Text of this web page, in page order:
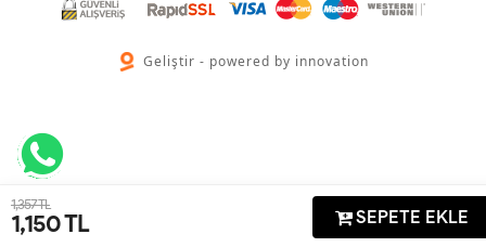
1,357 TL
1,150TL SEPETE EKLE
Geliştir - powered by innovation
Anasayfa Sipariş Takibi İletişim